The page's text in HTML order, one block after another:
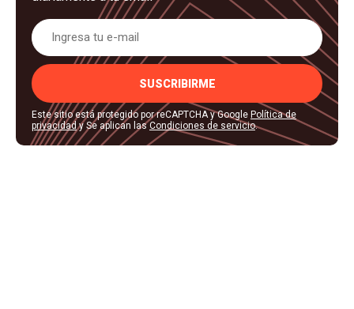
SUSCRIBIRME
Este sitio está protegido por reCAPTCHA y Google Política de
privacidad y Se aplican lasCondiciones de servicio.